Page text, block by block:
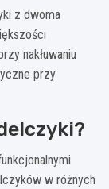
z dwoma
nakłuwaniu
przy
w różnych